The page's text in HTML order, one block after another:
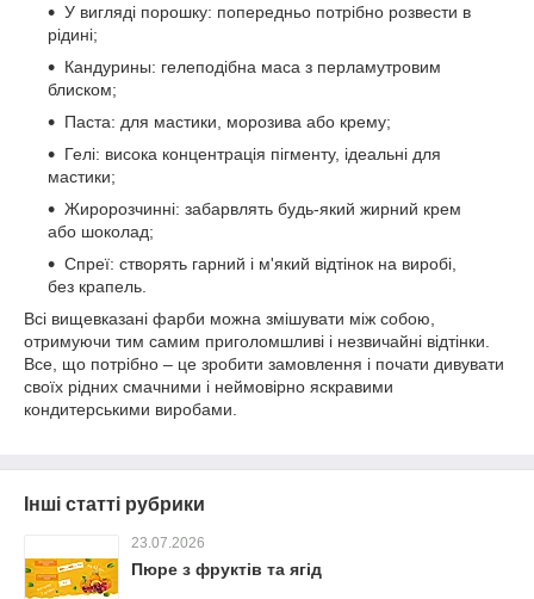
У вигляді порошку: попередньо потрібно розвести в
рідині;
Кандурины: гелеподібна маса з перламутровим
блиском;
Паста: для мастики, морозива або крему;
Гелі: висока концентрація пігменту, ідеальні для
мастики;
Жиророзчинні: забарвлять будь-який жирний крем
або шоколад;
Спреї: створять гарний і м'який відтінок на виробі,
без крапель.
Всі вищевказані фарби можна змішувати між собою,
отримуючи тим самим приголомшливі і незвичайні відтінки.
Все, що потрібно – це зробити замовлення і почати дивувати
своїх рідних смачними і неймовірно яскравими
кондитерськими виробами.
Інші статті рубрики
23.07.2026
Пюре з фруктів та ягід